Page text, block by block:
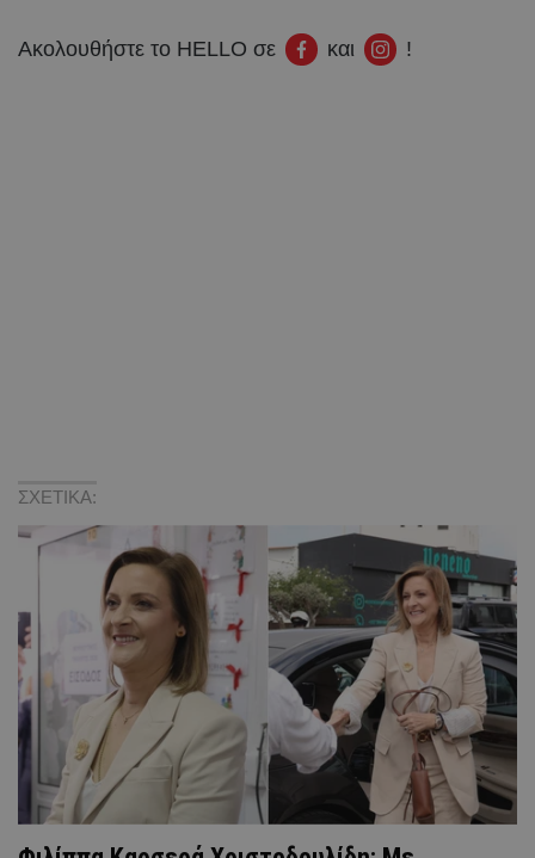
Ακολουθήστε το HELLO σε και !
ΣΧΕΤΙΚΑ: